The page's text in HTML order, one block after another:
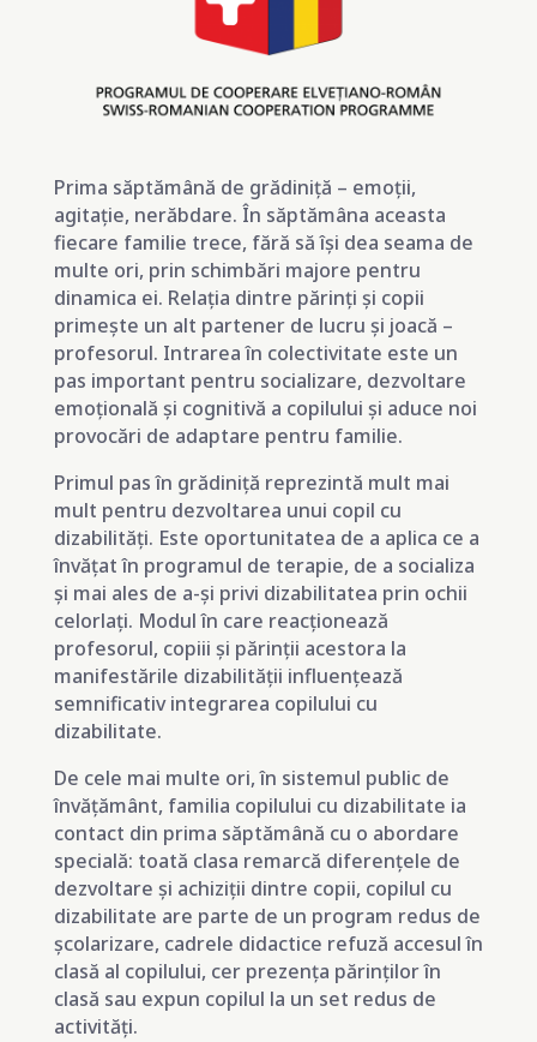
Prima săptămână de grădiniță – emoții,
agitație, nerăbdare. În săptămâna aceasta
fiecare familie trece, fără să își dea seama de
multe ori, prin schimbări majore pentru
dinamica ei. Relația dintre părinți și copii
primește un alt partener de lucru și joacă –
profesorul. Intrarea în colectivitate este un
pas important pentru socializare, dezvoltare
emoțională și cognitivă a copilului și aduce noi
provocări de adaptare pentru familie.
Primul pas în grădiniță reprezintă mult mai
mult pentru dezvoltarea unui copil cu
dizabilități. Este oportunitatea de a aplica ce a
învățat în programul de terapie, de a socializa
și mai ales de a-și privi dizabilitatea prin ochii
celorlați. Modul în care reacționează
profesorul, copiii și părinții acestora la
manifestările dizabilității influențează
semnificativ integrarea copilului cu
dizabilitate.
De cele mai multe ori, în sistemul public de
învățământ, familia copilului cu dizabilitate ia
contact din prima săptămână cu o abordare
specială: toată clasa remarcă diferențele de
dezvoltare și achiziții dintre copii, copilul cu
dizabilitate are parte de un program redus de
școlarizare, cadrele didactice refuză accesul în
clasă al copilului, cer prezența părinților în
clasă sau expun copilul la un set redus de
activități.